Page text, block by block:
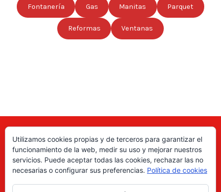
Fontanería Gas Manitas Parquet
Reformas Ventanas
Aquí puede encontrar las direcciones de empresas, autónomos,
fabricantes locales, asociaciones, etc; de todo el país. ¡Valore sus
productos y servicios para ayudar a los usuarios a tomar la decisión
Utilizamos cookies propias y de terceros para garantizar el
funcionamiento de la web, medir su uso y mejorar nuestros
servicios. Puede aceptar todas las cookies, rechazar las no
necesarias o configurar sus preferencias. Política de cookies